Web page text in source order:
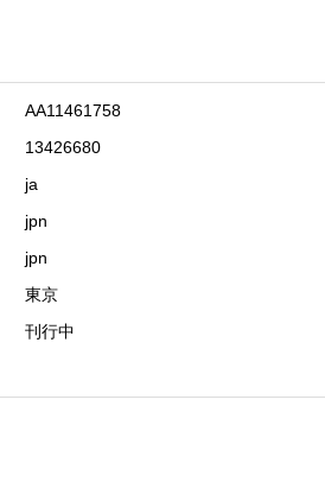
AA11461758
13426680
ja
jpn
jpn
東京
刊行中